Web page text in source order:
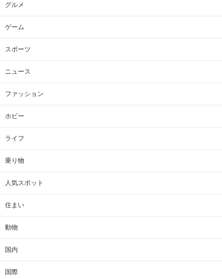
グルメ
ゲーム
スポーツ
ニュース
ファッション
ホビー
ライフ
乗り物
人気スポット
住まい
動物
国内
国際